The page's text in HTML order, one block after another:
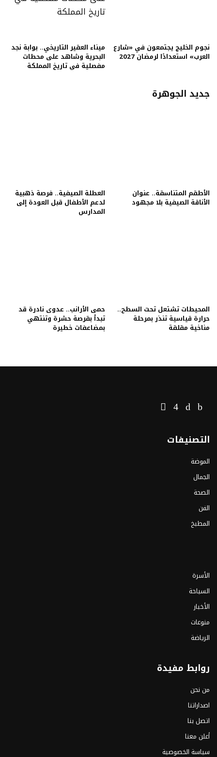
نجوم الخليج يجتمعون في «شارع
العرب» استعدادًا لرمضان 2027
ميناء العقير التاريخي.. بوابة نجد
البحرية وشاهد على محطات
مفصلية في تاريخ المملكة
جديد الجوهرة
الأطقم المتناسقة.. عنوان
الأناقة الصيفية بلا مجهود
العطلة الصيفية.. فرصة ذهبية
لدعم الأطفال قبل العودة إلى
المدارس
المحيطات تشتعل تحت السطح..
حرارة قياسية تنذر بمرحلة
مناخية مقلقة
حمى الأرانب.. عدوى نادرة قد
تبدأ بقرصة حشرة وتنتهي
بمضاعفات خطيرة
التصنيفات
الموضة
الجمال
الصحة
الفن
المطبخ
الأسرة
السياحة
الأخبار
منوعات
الرياضة
روابط مفيدة
من نحن
اصداراتنا
اتصل بنا
أعلن معنا
سياسة الخصوصية